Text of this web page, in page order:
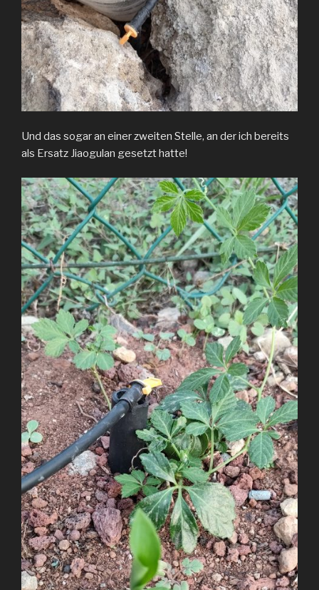
Und das sogar an einer zweiten Stelle, an der ich bereits
als Ersatz Jiaogulan gesetzt hatte!